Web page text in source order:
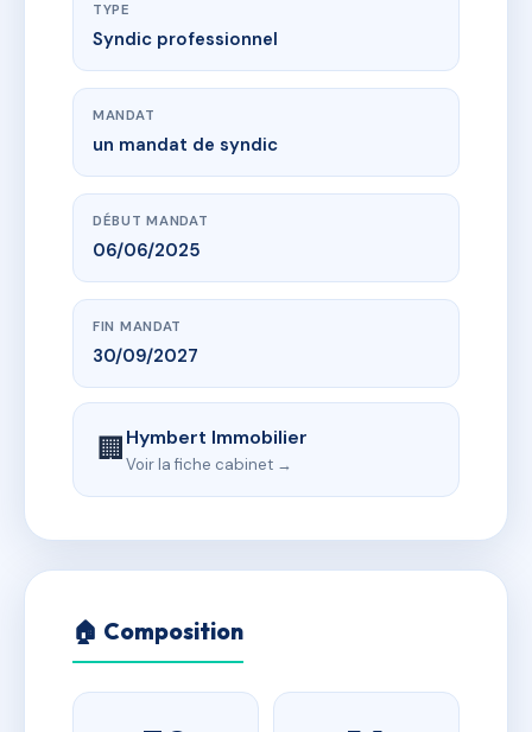
TYPE
Syndic professionnel
MANDAT
un mandat de syndic
DÉBUT MANDAT
06/06/2025
FIN MANDAT
30/09/2027
🏢Hymbert Immobilier
Voir la fiche cabinet →
🏠 Composition